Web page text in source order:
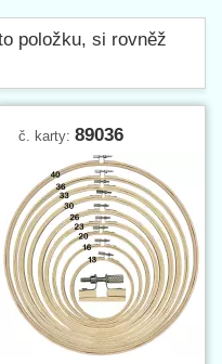
položku, si rovněž
č. karty: 89036